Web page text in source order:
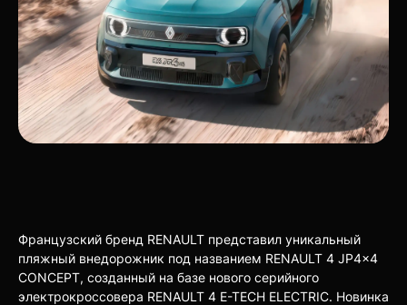
Французский бренд RENAULT представил уникальный
пляжный внедорожник под названием RENAULT 4 JP4x4
CONCEPT, созданный на базе нового серийного
электрокроссовера RENAULT 4 E-TECH ELECTRIC. Новинка